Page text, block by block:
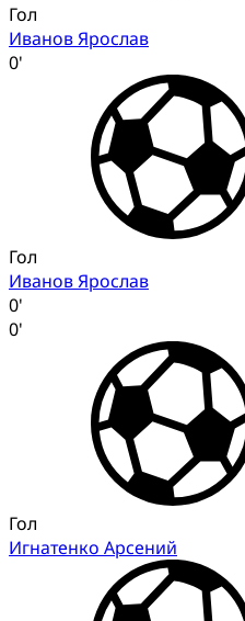
Гол
Иванов Ярослав
0'
Гол
Иванов Ярослав
0'
0'
Гол
Игнатенко Арсений